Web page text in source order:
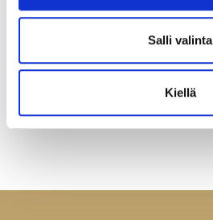
Salli valinta
Kiellä